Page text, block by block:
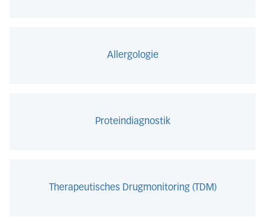
Allergologie
Proteindiagnostik
Therapeutisches Drugmonitoring (TDM)